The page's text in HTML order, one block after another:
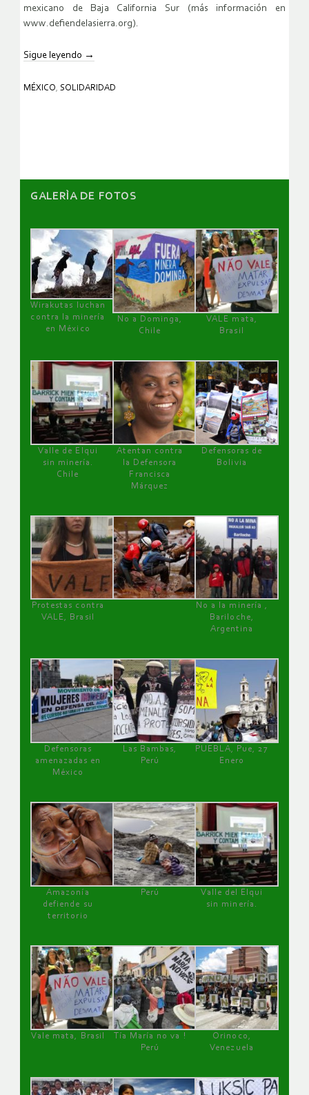
mexicano de Baja California Sur (más información en
www.defiendelasierra.org).
Sigue leyendo →
MÉXICO, SOLIDARIDAD
GALERÌA DE FOTOS
Wirakutas luchan
contra la minería
en México
No a Dominga,
Chile
VALE mata,
Brasil
Valle de Elqui
sin minería.
Chile
Atentan contra
la Defensora
Francisca
Márquez
Defensoras de
Bolivia
Protestas contra
VALE, Brasil
No a la minería ,
Bariloche,
Argentina
Defensoras
amenazadas en
México
Las Bambas,
Perú
PUEBLA, Pue, 27
Enero
Amazonía
defiende su
territorio
Perú
Valle del Elqui
sin minería.
Vale mata, Brasil
Tía María no va !
Perú
Orinoco,
Venezuela